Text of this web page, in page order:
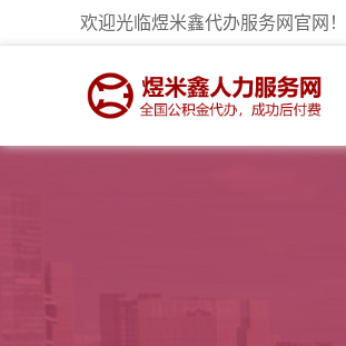
欢迎光临煜米鑫代办服务网官网！